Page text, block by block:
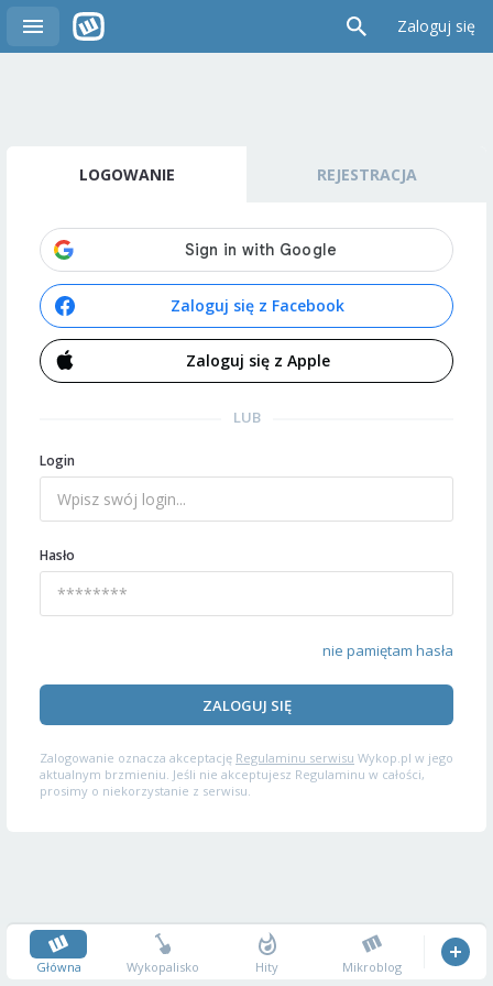
Zaloguj się
LOGOWANIE REJESTRACJA
Zaloguj się z Facebook
Zaloguj się z Apple
LUB
Login
Hasło
nie pamiętam hasła
ZALOGUJ SIĘ
Zalogowanie oznacza akceptację Regulaminu serwisu Wykop.pl w jego
aktualnym brzmieniu. Jeśli nie akceptujesz Regulaminu w całości,
prosimy o niekorzystanie z serwisu.
Główna Wykopalisko Hity Mikroblog